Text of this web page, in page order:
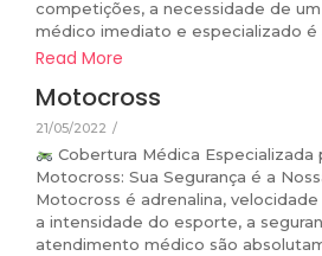
competições, a necessidade de
médico imediato e especializado é
Read More
Motocross
21/05/2022 /
Cobertura Médica Especializada
Motocross: Sua Segurança é a
Motocross é adrenalina,
a intensidade do esporte, a
atendimento médico são